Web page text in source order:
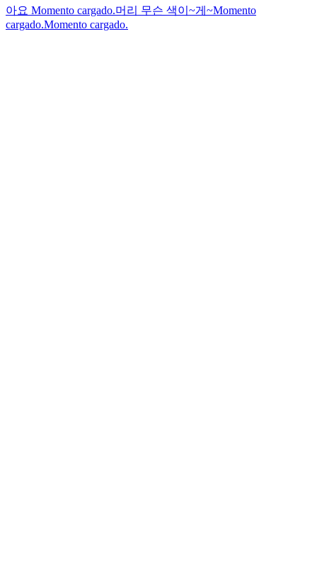
아요 Momento cargado.머리 무슨 색이~게~Momento
cargado.Momento cargado.